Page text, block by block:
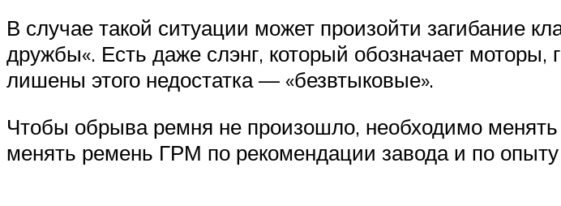
В случае такой ситуации может произойти загибание
дружбы«. Есть даже слэнг, который обозначает
лишены этого недостатка — «безвтыковые».
Чтобы обрыва ремня не произошло, необходимо
менять ремень ГРМ по рекомендации завода и по опыту